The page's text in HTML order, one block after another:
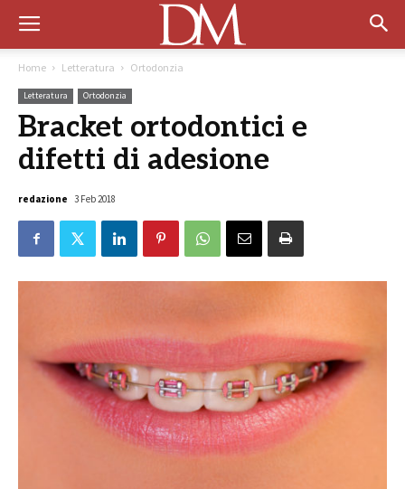
Home Letteratura Ortodonzia
Letteratura Ortodonzia
Bracket ortodontici e
difetti di adesione
redazione 3 Feb 2018